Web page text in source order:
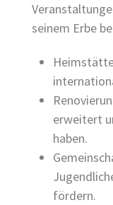
seinem Erbe
erweitert
haben.
fördern.